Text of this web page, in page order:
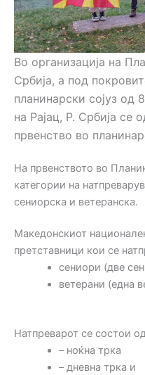
Во организација на
Србија, а под
планинарски сојуз
на Рајац, Р. Србија се
првенство во
На првенството во
категории на
сениорска и ветеранска.
Македонскиот
претставници кои се
сениори (две
ветерани (една
Натпреварот се состои
– ноќна трка
– дневна трка и